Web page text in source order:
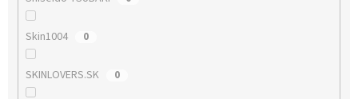
Skin1004 0
SKINLOVERS.SK 0